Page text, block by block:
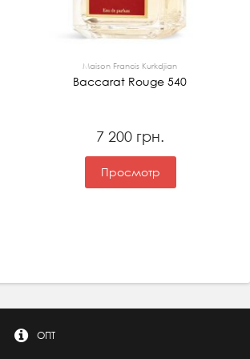
Maison Francis Kurkdjian
Baccarat Rouge 540
7 200 грн.
Просмотр
ОПТ